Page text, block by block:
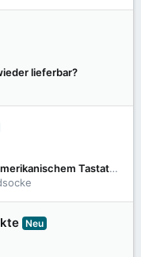
lieferbar?
Shiftkeys mit englischem oder amerikanischem Tastatur Layout?
Neu